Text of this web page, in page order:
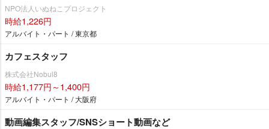
NPO法人いぬねこプロジェクト
時給1,226円
アルバイト・パート / 東京都
カフェスタッフ
株式会社Nobul8
時給1,177円～1,400円
アルバイト・パート / 大阪府
動画編集スタッフ/SNSショート動画など